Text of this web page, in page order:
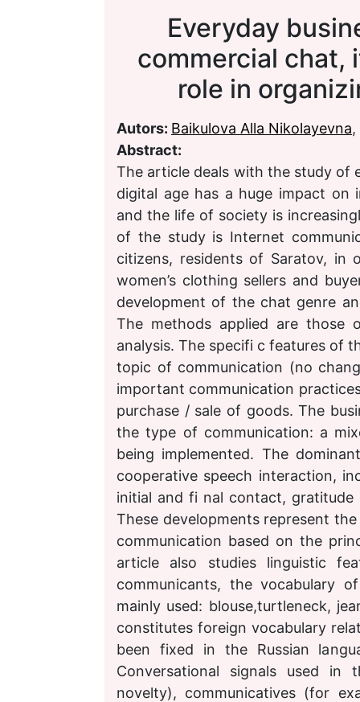
Everyday
commercial chat,
role in
Autors: Baikulova Alla Nikolayevna
Abstract:
The article deals with the study of
digital age has a huge impact on
and the life of society is
of the study is Internet
citizens, residents of Saratov, in
women’s clothing sellers and
development of the chat genre
The methods applied are those
analysis. The specifi c features of
topic of communication (no
important communication
purchase / sale of goods. The
the type of communication: a
being implemented. The
cooperative speech interaction,
initial and fi nal contact,
These developments represent
communication based on the
article also studies linguistic
communicants, the vocabulary
mainly used: blouse,turtleneck,
constitutes foreign vocabulary
been fixed in the Russian
Conversational signals used in
novelty), communicatives (for